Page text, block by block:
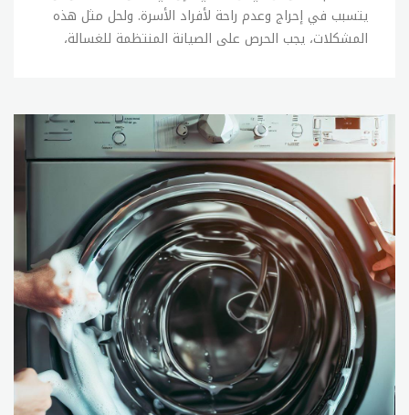
يتسبب في إحراج وعدم راحة لأفراد الأسرة. ولحل مثل هذه
المشكلات، يجب الحرص على الصيانة المنتظمة للغسالة،
ولكن في حالة عدم القدرة على إصلاح المشكلة، يجب
الاتصال ب sitename. الإصلاحات البسيطة التي يمكن
القيام بها بنفسك في حالة وجود أعطال بسيطة في
الغسالة تشمل: 1- فحص خراطيم المياه والتأكد من عدم
وجود تسربات أو تلف فيها. 2- فحص الفلاتر وتنظيفها
بانتظام. 3- فحص وتنظيف جهاز الصرف الصحي. 4- فحص
وتنظيف الأجزاء الداخلية للغسالة. 5- فحص الأسلاك
الكهربائية والتأكد من سلامتها. وفي حالة عدم القدرة
على إصلاح المشكلة بنفسك، يجب الاتصال ب sitename
لإصلاح الأعطال بشكل صحيح ودقيق. ويمكنك الاتصال
بخدمة العملاء للحصول على المساعدة في العثور على خبير
صيانة مؤهل. تصليح غسالات تعتبر صيانة الغسالات من
الخدمات الأساسية التي تقدمها sitename للأفراد